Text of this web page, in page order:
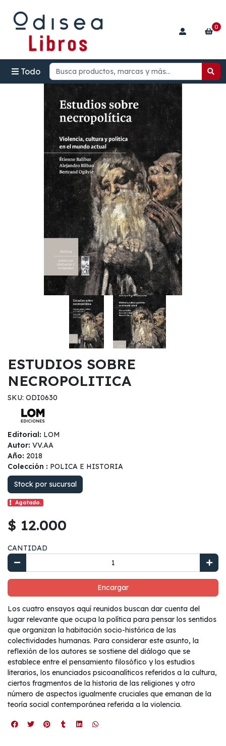
Todo
0
ESTUDIOS SOBRE
NECROPOLITICA
SKU: ODI0630
Editorial: LOM
Autor: VV.AA
Año: 2018
Colección : POLICA E HISTORIA
Stock por sucursal
Agotado.
$ 12.000
CANTIDAD
Encargar
Los cuatro ensayos aquí reunidos buscan dar cuenta del
lugar relevante que ocupa la política para pensar los sentidos
que organizan la habitación socio-histórica de las
colectividades humanas. Para considerar este asunto, la
reflexión de los autores se sostiene del diálogo que se
establece entre el pensamiento filosófico y los estudios
literarios, los enunciados psicoanalíticos referidos a la cultura,
ciertos fragmentos de la historia de las religiones y otro
número de aspectos igualmente cruciales que emanan de la
teoría social contemporánea referida a la violencia.